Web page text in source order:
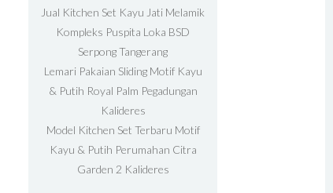
Jual Kitchen Set Kayu Jati Melamik
Kompleks Puspita Loka BSD
Serpong Tangerang
Lemari Pakaian Sliding Motif Kayu
& Putih Royal Palm Pegadungan
Kalideres
Model Kitchen Set Terbaru Motif
Kayu & Putih Perumahan Citra
Garden 2 Kalideres